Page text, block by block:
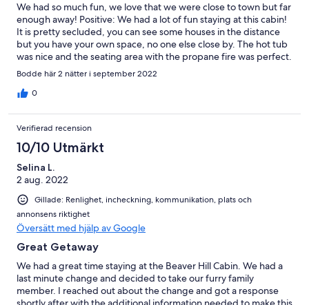
We had so much fun, we love that we were close to town but far
enough away! Positive: We had a lot of fun staying at this cabin!
It is pretty secluded, you can see some houses in the distance
but you have your own space, no one else close by. The hot tub
was nice and the seating area with the propane fire was perfect.
Could be better: they really need to treat the shower head with
something to get the calcium build up off. The spray ports are
going every which way and because of that the pressure of the
soaking the face in distilled vinegar for 24 hours and using a stiff
bristle brush will clean it perfectly. I did not see any note before
renting or getting there about the water. It does have a sulfer
smell and it can be strong. It's perfectly safe and they provide a
Britta filter but I would suggest buying bottled water or
bringing some from home of you have good water. We always
do that when we go anywhere but if we had decided not to this
time I would have been disapointed that i had to go buy a case if
water. All in all it was a really good stay!
Bodde här 2 nätter i september 2022
0
Verifierad recension
10/10 Utmärkt
Selina L.
2 aug. 2022
Gillade: Renlighet, incheckning, kommunikation, plats och
annonsens riktighet
Översätt med hjälp av Google
Great Getaway
We had a great time staying at the Beaver Hill Cabin. We had a
last minute change and decided to take our furry family
member. I reached out about the change and got a response